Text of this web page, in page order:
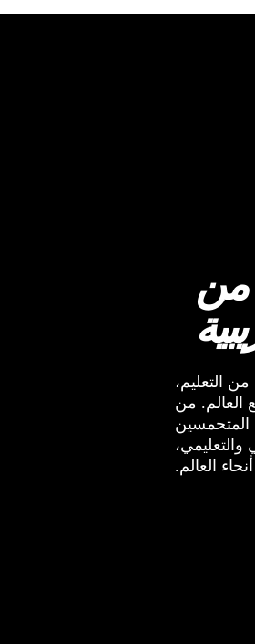
من
اب فورايفر بأكثرمن 20 عاما من التعليم،
العالم. من
المتحمسين
العالم.